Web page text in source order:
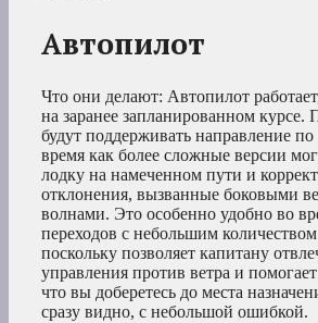
Автопилот
Что они делают: Автопилот
на заранее запланированном курсе.
будут поддерживать направление по
время как более сложные версии
лодку на намеченном пути и
отклонения, вызванные боковыми
волнами. Это особенно удобно во
переходов с небольшим
поскольку позволяет капитану
управления против ветра и
что вы доберетесь до места
сразу видно, с небольшой ошибкой.